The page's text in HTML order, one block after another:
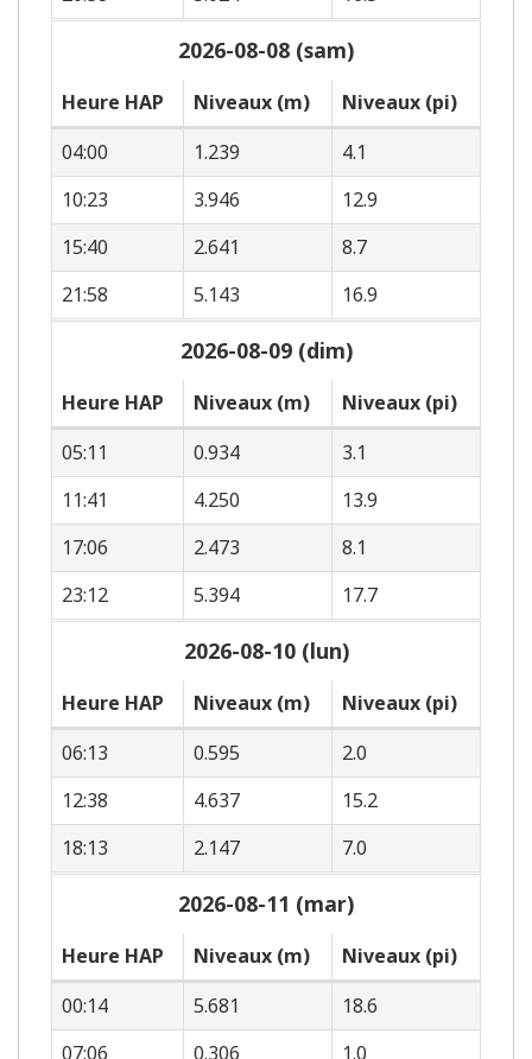
2026-08-08 (sam)
Heure HAP Niveaux (m)
Niveaux (pi)
04:00
1.239
4.1
10:23
3.946
12.9
15:40
2.641
8.7
21:58
5.143 16.9
2026-08-09 (dim)
Heure HAP Niveaux (m)
Niveaux (pi)
05:11
0.934
3.1
11:41
4.250
13.9
17:06
2.473
8.1
23:12
5.394 17.7
2026-08-10 (lun)
Heure HAP Niveaux (m)
Niveaux (pi)
06:13
0.595
2.0
12:38
4.637
15.2
18:13
2.147 7.0
2026-08-11 (mar)
Heure HAP Niveaux (m)
Niveaux (pi)
00:14
5.681
18.6
07:06
0.306
1.0